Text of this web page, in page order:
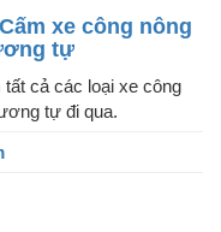
xe công nông
tự
cả các loại xe công
tự đi qua.